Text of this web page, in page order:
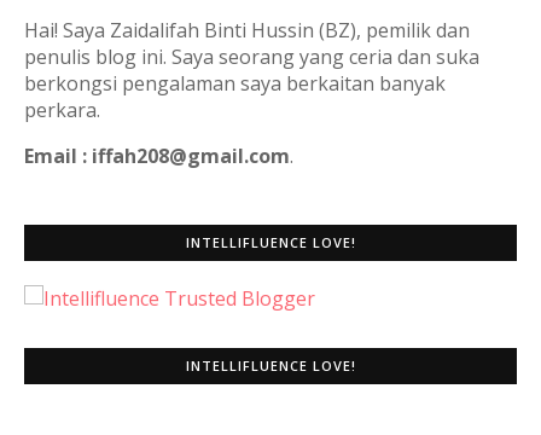
Hai! Saya Zaidalifah Binti Hussin (BZ), pemilik dan
penulis blog ini. Saya seorang yang ceria dan suka
berkongsi pengalaman saya berkaitan banyak
perkara.
Email : iffah208@gmail.com.
INTELLIFLUENCE LOVE!
INTELLIFLUENCE LOVE!